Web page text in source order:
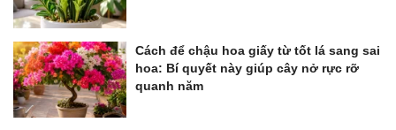
Cách để chậu hoa giấy từ tốt lá sang sai
hoa: Bí quyết này giúp cây nở rực rỡ
quanh năm